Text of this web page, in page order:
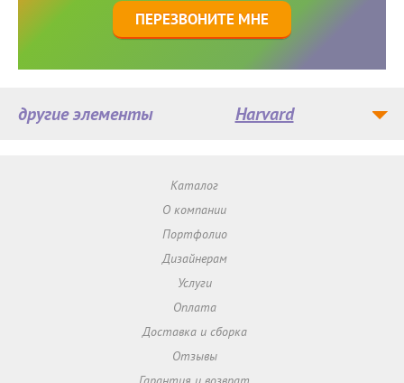
ПЕРЕЗВОНИТЕ МНЕ
другие элементы Harvard
Каталог
О компании
Портфолио
Дизайнерам
Услуги
Оплата
Доставка и сборка
Отзывы